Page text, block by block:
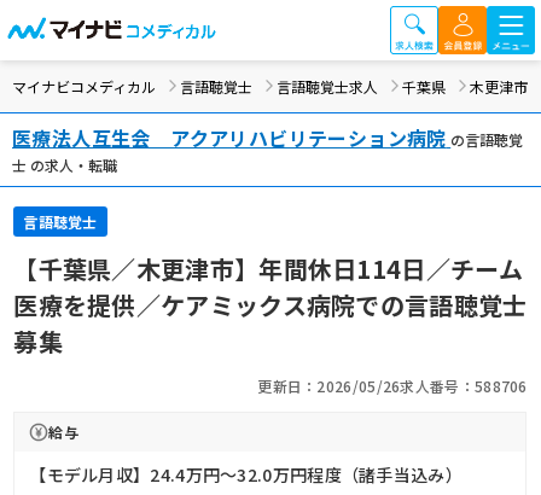
マイナビコメディカル 言語聴覚士 言語聴覚士求人 千葉県 木更津市
医療法人互生会 アクアリハビリテーション病院 の言語聴覚
士 の求人・転職
言語聴覚士
【千葉県／木更津市】年間休日114日／チーム
医療を提供／ケアミックス病院での言語聴覚士
募集
更新日：2026/05/26求人番号：588706
給与
【モデル月収】24.4万円〜32.0万円程度（諸手当込み）